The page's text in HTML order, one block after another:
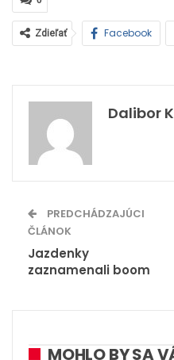
Zdieľať Facebook
Dalibor
PREDCHÁDZAJÚCI
ČLÁNOK
Jazdenky
zaznamenali boom
MOHLO BY SA